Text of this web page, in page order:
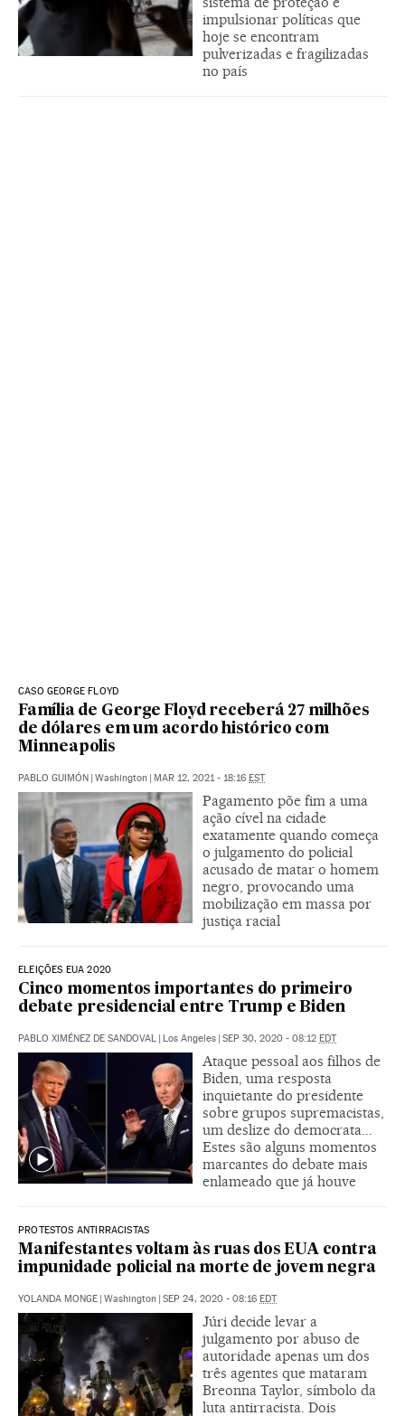
impulsionar políticas que
hoje se encontram
pulverizadas e fragilizadas
no país
CASO GEORGE FLOYD
Família de George Floyd receberá 27 milhões
de dólares em um acordo histórico com
Minneapolis
PABLO GUIMÓN Washington MAR 12, 2021 - 18:16 EST
Pagamento põe fim a uma
ação cível na cidade
exatamente quando começa
o julgamento do policial
acusado de matar o homem
negro, provocando uma
mobilização em massa por
justiça racial
ELEIÇÕES EUA 2020
Cinco momentos importantes do primeiro
debate presidencial entre Trump e Biden
PABLO XIMÉNEZ DE SANDOVAL Los Angeles SEP 30, 2020 - 08:12 EDT
Ataque pessoal aos filhos de
Biden, uma resposta
inquietante do presidente
sobre grupos supremacistas,
um deslize do democrata...
Estes são alguns momentos
marcantes do debate mais
enlameado que já houve
PROTESTOS ANTIRRACISTAS
Manifestantes voltam às ruas dos EUA contra
impunidade policial na morte de jovem negra
YOLANDA MONGE Washington SEP 24, 2020 - 08:16 EDT
Júri decide levar a
julgamento por abuso de
autoridade apenas um dos
três agentes que mataram
Breonna Taylor, símbolo da
luta antirracista. Dois